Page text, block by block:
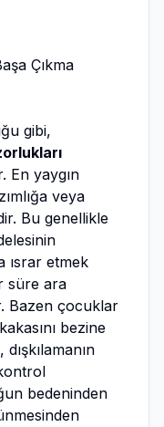
Çıkma
gibi,
En yaygın
veya
Bu genellikle
ısrar etmek
süre ara
Bazen çocuklar
bezine
bedeninden